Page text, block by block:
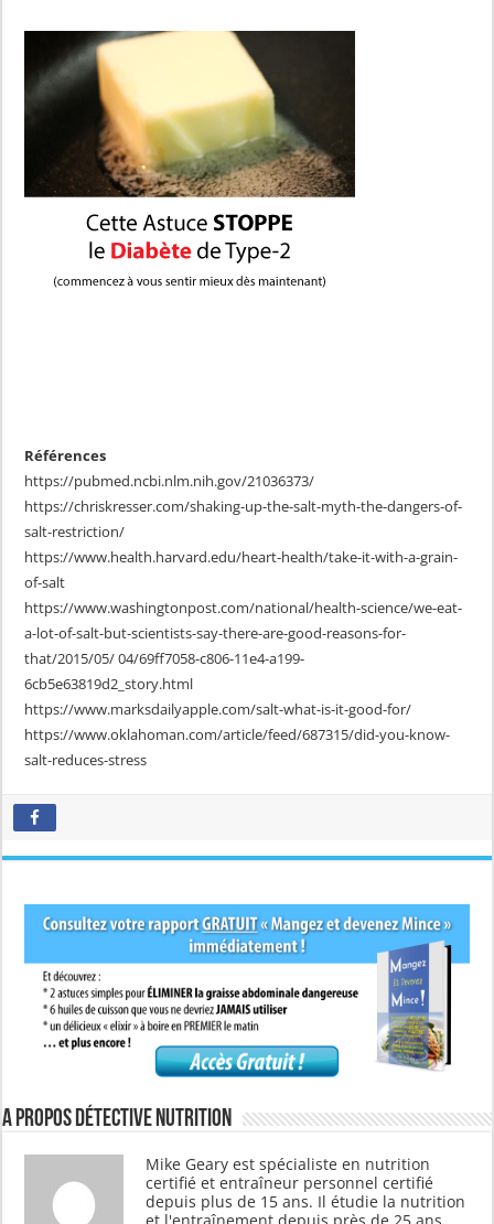
Références
https://pubmed.ncbi.nlm.nih.gov/21036373/
https://chriskresser.com/shaking-up-the-salt-myth-the-dangers-of-
salt-restriction/
https://www.health.harvard.edu/heart-health/take-it-with-a-grain-
of-salt
https://www.washingtonpost.com/national/health-science/we-eat-
a-lot-of-salt-but-scientists-say-there-are-good-reasons-for-
that/2015/05/ 04/69ff7058-c806-11e4-a199-
6cb5e63819d2_story.html
https://www.marksdailyapple.com/salt-what-is-it-good-for/
https://www.oklahoman.com/article/feed/687315/did-you-know-
salt-reduces-stress
A propos Détective Nutrition
Mike Geary est spécialiste en nutrition
certifié et entraîneur personnel certifié
depuis plus de 15 ans. Il étudie la nutrition